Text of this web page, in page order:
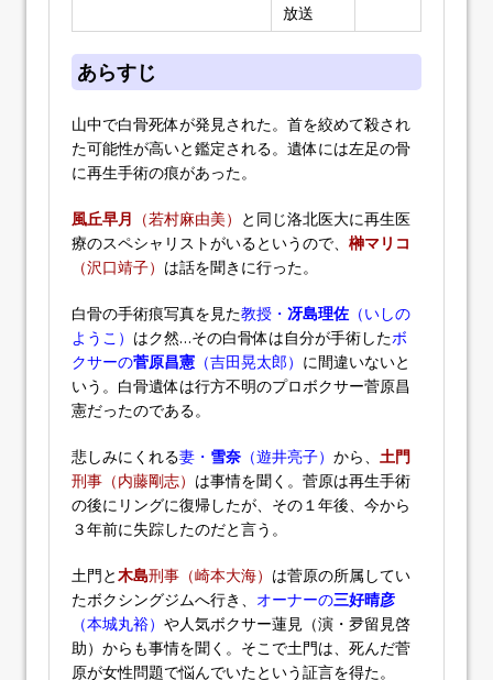
放送
あらすじ
山中で白骨死体が発見された。首を絞めて殺され
た可能性が高いと鑑定される。遺体には左足の骨
に再生手術の痕があった。
風丘早月 （若村麻由美） と同じ洛北医大に再生医
療のスペシャリストがいるというので、 榊マリコ
（沢口靖子） は話を聞きに行った。
白骨の手術痕写真を見た教授・ 冴島理佐 （いしの
ようこ） はク然…その白骨体は自分が手術したボ
クサーの菅原昌憲 （吉田晃太郎） に間違いないと
いう。白骨遺体は行方不明のプロボクサー菅原昌
憲だったのである。
悲しみにくれる妻・ 雪奈 （遊井亮子） から、 土門
刑事（内藤剛志） は事情を聞く。菅原は再生手術
の後にリングに復帰したが、その１年後、今から
３年前に失踪したのだと言う。
土門と木島刑事（崎本大海） は菅原の所属してい
たボクシングジムへ行き、 オーナーの三好晴彦
（本城丸裕） や人気ボクサー蓮見（演・夛留見啓
助）からも事情を聞く。そこで土門は、死んだ菅
原が女性問題で悩んでいたという証言を得た。